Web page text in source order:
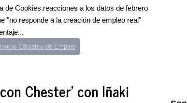
de Cookies.reacciones a los datos de febrero
"no responde a la creación de empleo real"
Cántabro de Empleo
Chester' con Iñaki